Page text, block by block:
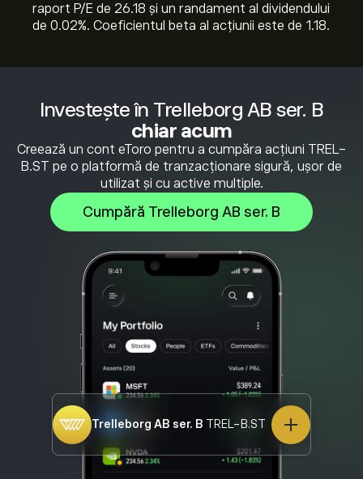
Investește în Trelleborg AB ser. B
chiar acum
Creează un cont eToro pentru a cumpăra acțiuni TREL-
B.ST pe o platformă de tranzacționare sigură, ușor de
utilizat și cu active multiple.
Cumpără Trelleborg AB ser. B
Trelleborg AB ser. B TREL-B.ST
raport P/E de 26.18 și un randament al dividendului
de 0.02%. Coeficientul beta al acțiunii este de 1.18.